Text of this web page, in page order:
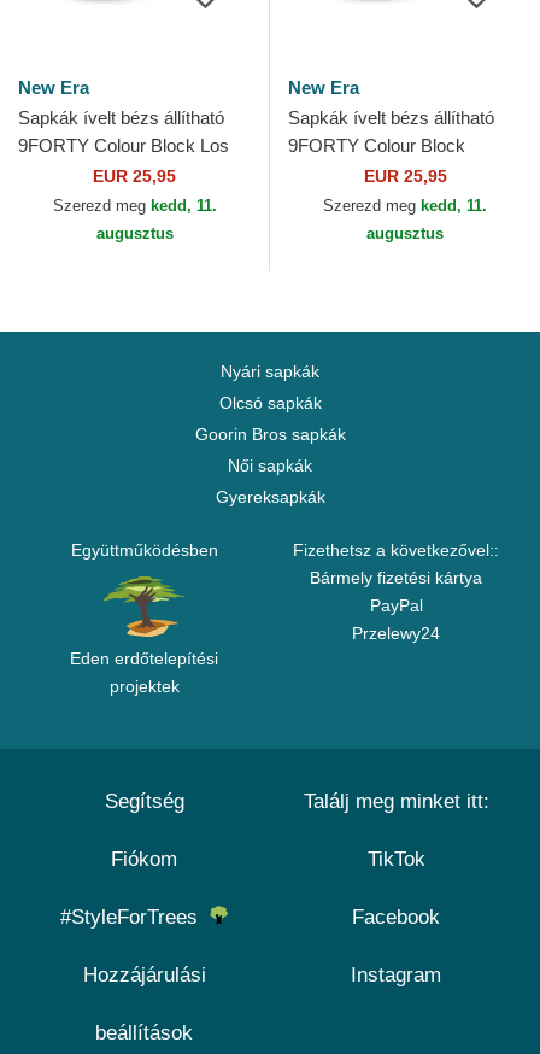
New Era
Sapkák ívelt bézs állítható
9FORTY Colour Block Los
Angeles Dodgers MLB New
EUR 25,95
Szerezd meg kedd, 11.
augusztus
New Era
Sapkák ívelt bézs állítható
9FORTY Colour Block
Chicago Bulls NBA New Era
EUR 25,95
Szerezd meg kedd, 11.
augusztus
Nyári sapkák
Olcsó sapkák
Goorin Bros sapkák
Női sapkák
Gyereksapkák
Együttműködésben
Eden erdőtelepítési
projektek
Fizethetsz a következővel::
Bármely fizetési kártya
PayPal
Przelewy24
Segítség
Fiókom
#StyleForTrees
Hozzájárulási
beállítások
Találj meg minket itt:
TikTok
Facebook
Instagram